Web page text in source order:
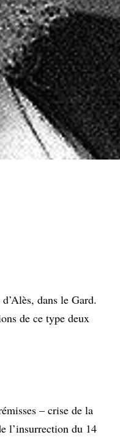
d’Alès, dans le Gard.
de ce type deux
– crise de la
l’insurrection du 14